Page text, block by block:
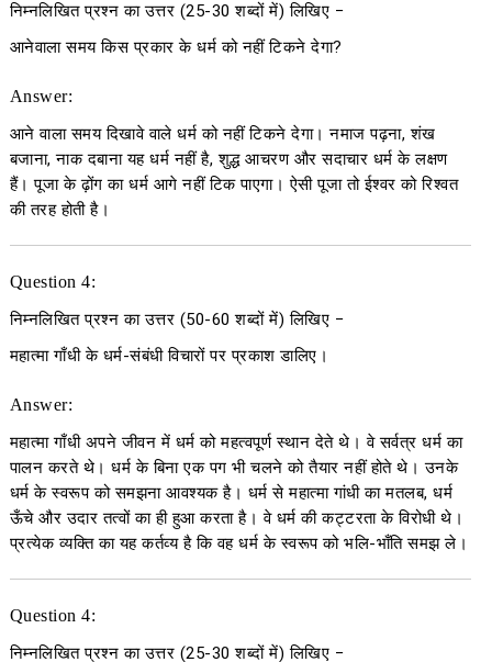
निम्नलिखित प्रश्न का उत्तर (25-30शब्दों में)लिखिए −
आनेवाला समय किस प्रकार के धर्म को नहीं टिकने देगा?
Answer:
आने वाला समय दिखावे वाले धर्म को नहीं टिकने देगा। नमाज पढ़ना, शंख
बजाना, नाक दबाना यह धर्म नहीं है, शुद्ध आचरण और सदाचार धर्म के लक्षण
हैं। पूजा के ढ़ोंग का धर्म आगे नहीं टिक पाएगा। ऐसी पूजा तो ईश्वर को रिश्वत
की तरह होती है।
Question 4:
निम्नलिखित प्रश्न का उत्तर (50-60शब्दों में)लिखिए −
महात्मा गाँधी के धर्म-संबंधी विचारों पर प्रकाश डालिए।
Answer:
महात्मा गाँधी अपने जीवन में धर्म को महत्वपूर्ण स्थान देते थे। वे सर्वत्र धर्म का
पालन करते थे। धर्म के बिना एक पग भी चलने को तैयार नहीं होते थे। उनके
धर्म के स्वरूप को समझना आवश्यक है। धर्म से महात्मा गांधी का मतलब, धर्म
ऊँचे और उदार तत्वों का ही हुआ करता है। वे धर्म की कट्टरता के विरोधी थे।
प्रत्येक व्यक्ति का यह कर्तव्य है कि वह धर्म के स्वरूप को भलि-भाँति समझ ले।
Question 4:
निम्नलिखित प्रश्न का उत्तर (25-30शब्दों में)लिखिए −